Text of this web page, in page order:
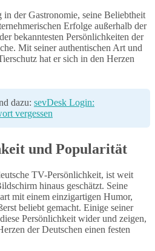
der Gastronomie, seine Beliebtheit
Erfolge außerhalb der
bekanntesten Persönlichkeiten der
Mit seiner authentischen Art und
hat er sich in den Herzen
dazu: sevDesk Login:
vergessen
und Popularität
TV-Persönlichkeit, ist weit
hinaus geschätzt. Seine
mit einem einzigartigen Humor,
beliebt gemacht. Einige seiner
Persönlichkeit wider und zeigen,
der Deutschen einen festen